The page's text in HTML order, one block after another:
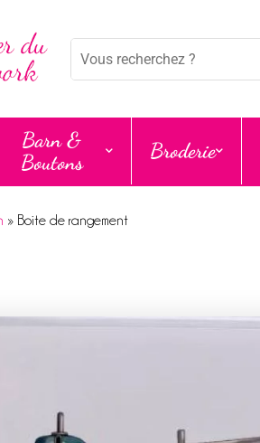
Mots
Barn &
Boutons
Broderie
» Boite de rangement